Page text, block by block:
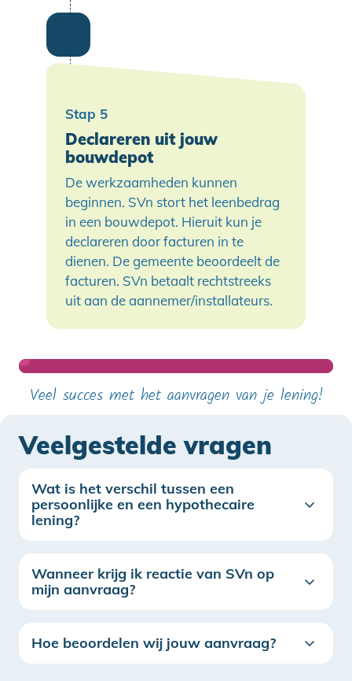
Declareren uit jouw
bouwdepot
De werkzaamheden kunnen
beginnen. SVn stort het leenbedrag
in een bouwdepot. Hieruit kun je
declareren door facturen in te
dienen. De gemeente beoordeelt de
facturen. SVn betaalt rechtstreeks
uit aan de aannemer/installateurs.
Veel succes met het aanvragen van je lening!
Veelgestelde vragen
Wat is het verschil tussen een
persoonlijke en een hypothecaire
lening?
Wanneer krijg ik reactie van SVn op
mijn aanvraag?
Hoe beoordelen wij jouw aanvraag?